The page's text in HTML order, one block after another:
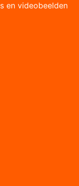
en videobeelden